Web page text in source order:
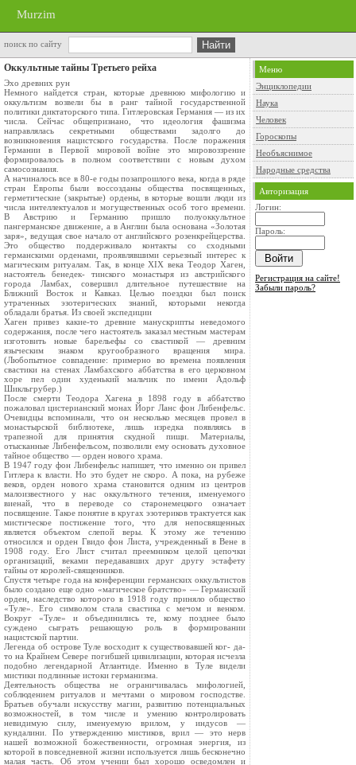
Murzim
поиск по сайту
Оккультные тайны Третьего рейxа
Эхо древних рун
Немного найдется стран, которые древнюю мифологию и
оккультизм возвели бы в ранг тайной государственной
политики диктаторского типа. Гитлеровская Германия — из их
числа. Сейчас общепризнано, что идеология фашизма
направлялась секретными обществами задолго до
возникновения нацистского государства. После поражения
Германии в Первой мировой войне это мировоззрение
формировалось в полном соответствии с новым духом
самосознания.
А начиналось все в 80-е годы позапрошлого века, когда в ряде
стран Европы были воссозданы общества посвященных,
герметические (закрытые) ордены, в которые вошли люди из
числа интеллектуалов и могущественных особ того времени.
В Австрию и Германию пришло полуоккультное
пангерманское движение, а в Англии была основана «Золотая
заря», ведущая свое начало от английского розенкрейцерства.
Это общество поддерживало контакты со сходными
германскими орденами, проявлявшими серьезный интерес к
магическим ритуалам. Так, в конце XIX века Теодор Хаген,
настоятель бенедек- тинского монастыря из австрийского
города Ламбах, совершил длительное путешествие на
Ближний Восток и Кавказ. Целью поездки был поиск
утраченных эзотерических знаний, которыми некогда
обладали братья. Из своей экспедиции
Хаген привез какие-то древние манускрипты неведомого
содержания, после чего настоятель заказал местным мастерам
изготовить новые барельефы со свастикой — древним
языческим знаком кругообразного вращения мира.
(Любопытное совпадение: примерно во времена появления
свастики на стенах Ламбахского аббатства в его церковном
хоре пел один худенький мальчик по имени Адольф
Шикльгрубер.)
После смерти Теодора Хагена в 1898 году в аббатство
пожаловал цистерианский монах Йорг Ланс фон Либенфельс.
Очевидцы вспоминали, что он несколько месяцев провел в
монастырской библиотеке, лишь изредка появляясь в
трапезной для принятия скудной пищи. Материалы,
отысканные Либенфельсом, позволили ему основать духовное
тайное общество — орден нового храма.
В 1947 году фон Либенфельс напишет, что именно он привел
Гитлера к власти. Но это будет не скоро. А пока, на рубеже
веков, орден нового храма становится одним из центров
малоизвестного у нас оккультного течения, именуемого
виенай, что в переводе со старонемецкого означает
посвящение. Такое понятие в кругах эзотериков трактуется как
мистическое постижение того, что для непосвященных
является объектом слепой веры. К этому же течению
относился и орден Гвидо фон Листа, учрежденный в Вене в
1908 году. Его Лист считал преемником целой цепочки
организаций, веками передававших друг другу эстафету
тайны от королей-священников.
Спустя четыре года на конференции германских оккультистов
было создано еще одно «магическое братство» — Германский
орден, наследство которого в 1918 году приняло общество
«Туле». Его символом стала свастика с мечом и венком.
Вокруг «Туле» и объединились те, кому позднее было
суждено сыграть решающую роль в формировании
нацистской партии.
Легенда об острове Туле восходит к существовавшей ког- да-
то на Крайнем Севере погибшей цивилизации, которая исчезла
подобно легендарной Атлантиде. Именно в Туле видели
мистики подлинные истоки германизма.
Деятельность общества не ограничивалась мифологией,
соблюдением ритуалов и мечтами о мировом господстве.
Братьев обучали искусству магии, развитию потенциальных
возможностей, в том числе и умению контролировать
невидимую силу, именуемую врилом, у индусов —
кундалини. По утверждению мистиков, врил — это нерв
нашей возможной божественности, огромная энергия, из
которой в повседневной жизни используется лишь бесконечно
малая часть. Об этом учении был хорошо осведомлен и
Меню
Энциклопедии
Наука
Человек
Гороскопы
Необъяснимое
Народные средства
Авторизация
Логин:
Пароль:
Регистрация на сайте!
Забыли пароль?